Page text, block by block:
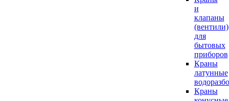
и
клапаны
(вентили)
для
бытовых
приборов
Краны
латунные
Краны